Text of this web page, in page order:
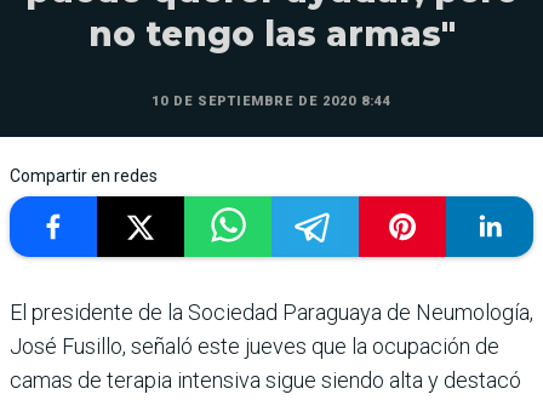
no tengo las armas"
10 DE SEPTIEMBRE DE 2020 8:44
Compartir en redes
El presidente de la Sociedad Paraguaya de Neumología,
José Fusillo, señaló este jueves que la ocupación de
camas de terapia intensiva sigue siendo alta y destacó